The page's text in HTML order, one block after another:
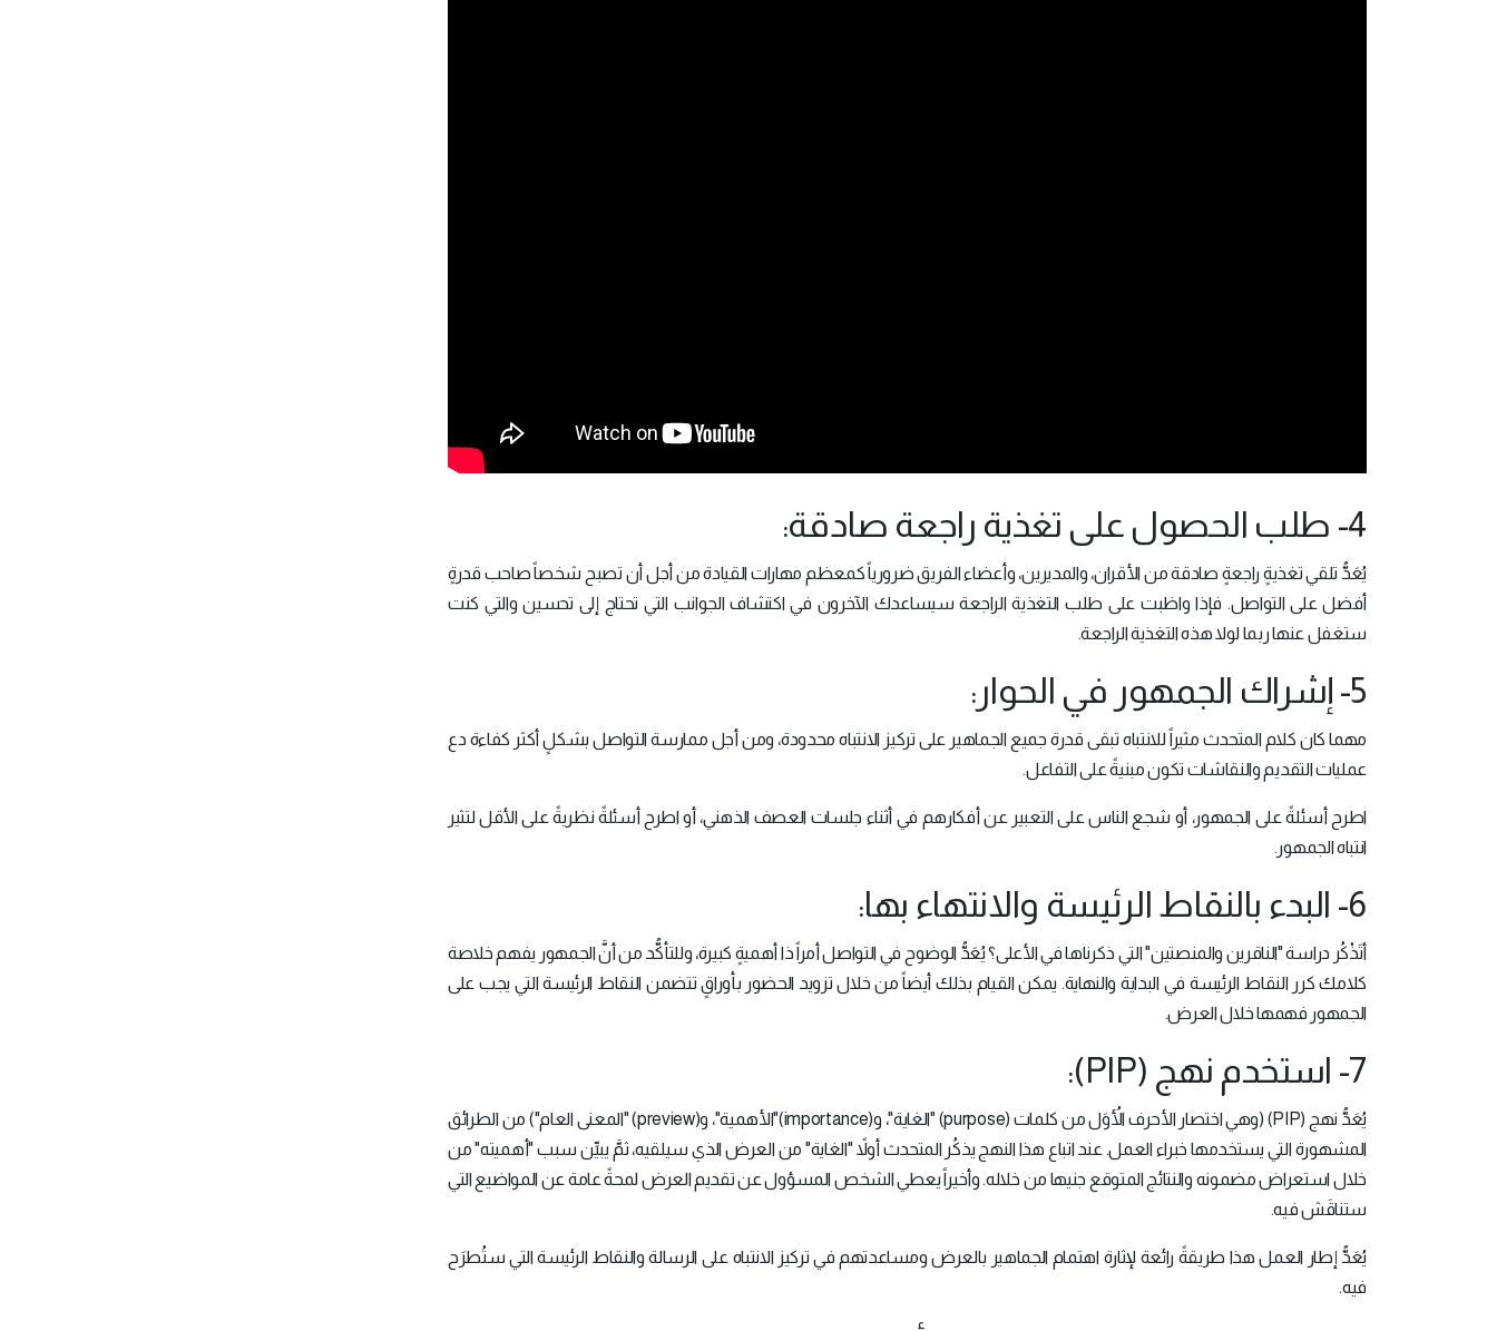
4- طلب الحصول على تغذية راجعة صادقة:
يُعَدُّ تلقي تغذيةٍ راجعةٍ صادقة من الأقران، والمديرين، وأعضاء الفريق ضرورياً كمعظم مهارات القيادة من أجل أن تصبح شخصاً صاحب قدرةٍ
أفضل على التواصل. فإذا واظبت على طلب التغذية الراجعة سيساعدك الآخرون في اكتشاف الجوانب التي تحتاج إلى تحسين والتي كنت
ستغفل عنها ربما لولا هذه التغذية الراجعة.
5- إشراك الجمهور في الحوار:
مهما كان كلام المتحدث مثيراً للانتباه تبقى قدرة جميع الجماهير على تركيز الانتباه محدودة، ومن أجل ممارسة التواصل بشكلٍ أكثر كفاءة دع
عمليات التقديم والنقاشات تكون مبنيةً على التفاعل.
اطرح أسئلةً على الجمهور، أو شجع الناس على التعبير عن أفكارهم في أثناء جلسات العصف الذهني، أو اطرح أسئلةً نظريةً على الأقل لتثير
انتباه الجمهور.
6- البدء بالنقاط الرئيسة والانتهاء بها:
أتَذْكُر دراسة "الناقرين والمنصتين" التي ذكرناها في الأعلى؟ يُعَدُّ الوضوح في التواصل أمراً ذا أهميةٍ كبيرة، وللتأكُّد من أنَّ الجمهور يفهم خلاصة
كلامك كرر النقاط الرئيسة في البداية والنهاية. يمكن القيام بذلك أيضاً من خلال تزويد الحضور بأوراقٍ تتضمن النقاط الرئيسة التي يجب على
الجمهور فهمها خلال العرض.
7- استخدم نهج (PIP):
يُعَدُّ نهج (PIP) (وهي اختصار الأحرف الأُوَل من كلمات (purpose) "الغاية"، و(importance)"الأهمية"، و(preview) "المعنى العام") من الطرائق
المشهورة التي يستخدمها خبراء العمل. عند اتباع هذا النهج يذكُر المتحدث أولاً "الغاية" من العرض الذي سيلقيه، ثمَّ يبيِّن سبب "أهميته" من
خلال استعراض مضمونه والنتائج المتوقع جنيها من خلاله. وأخيراً يعطي الشخص المسؤول عن تقديم العرض لمحةً عامة عن المواضيع التي
ستناقَش فيه.
يُعَدُّ إطار العمل هذا طريقةً رائعة لإثارة اهتمام الجماهير بالعرض ومساعدتهم في تركيز الانتباه على الرسالة والنقاط الرئيسة التي ستُطرَح
فيه.